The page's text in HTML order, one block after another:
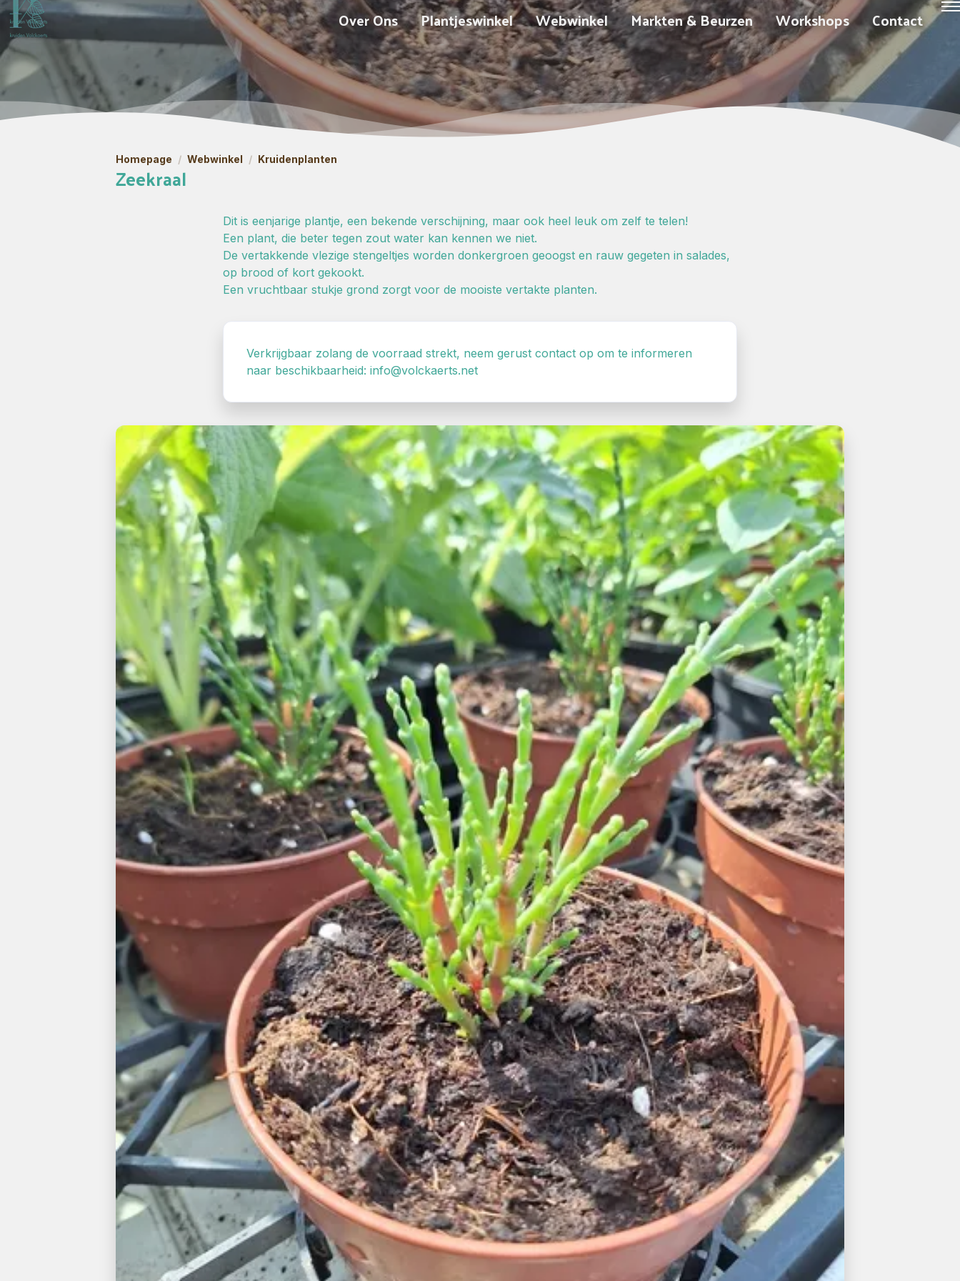
Over Ons Plantjeswinkel Webwinkel Markten & Beurzen Workshops Contact
Homepage / Webwinkel / Kruidenplanten
Zeekraal
Dit is eenjarige plantje, een bekende verschijning, maar ook heel leuk om zelf te telen!
Een plant, die beter tegen zout water kan kennen we niet.
De vertakkende vlezige stengeltjes worden donkergroen geoogst en rauw gegeten in salades,
op brood of kort gekookt.
Een vruchtbaar stukje grond zorgt voor de mooiste vertakte planten.
Verkrijgbaar zolang de voorraad strekt, neem gerust contact op om te informeren
naar beschikbaarheid: info@volckaerts.net